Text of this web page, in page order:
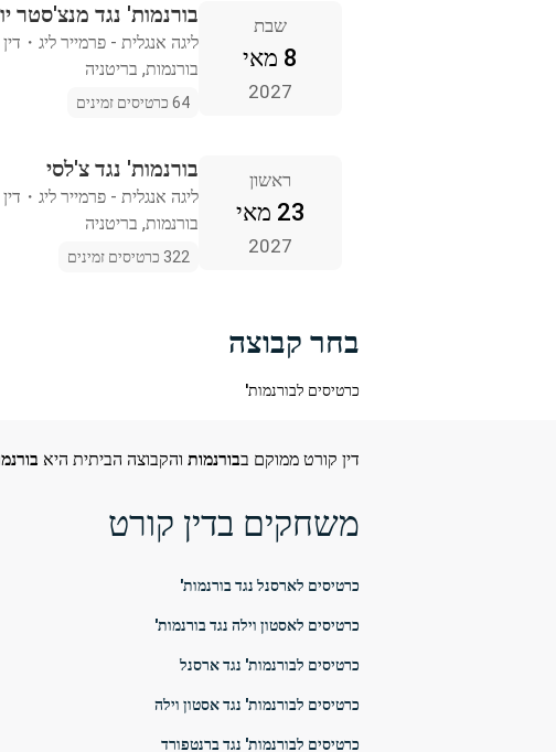
שבת
8 מאי
2027
בורנמות' נגד מנצ'סטר
ליגה אנגלית - פרמייר ליג ・
בורנמות, בריטניה
64 כרטיסים זמינים
ראשון
23 מאי
2027
בורנמות' נגד צ'לסי
ליגה אנגלית - פרמייר ליג ・
בורנמות, בריטניה
322 כרטיסים זמינים
בחר קבוצה
כרטיסים לבורנמות'
דין קורט ממוקם בבורנמות והקבוצה הביתית היא
משחקים בדין קורט
כרטיסים לארסנל נגד בורנמות'
כרטיסים לאסטון וילה נגד בורנמות'
כרטיסים לבורנמות' נגד ארסנל
כרטיסים לבורנמות' נגד אסטון וילה
כרטיסים לבורנמות' נגד ברנטפורד